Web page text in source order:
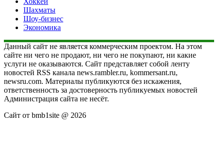
Шахматы
Шоу-бизнес
Экономика
Данный сайт не является коммерческим проектом. На этом
сайте ни чего не продают, ни чего не покупают, ни какие
услуги не оказываются. Сайт представляет собой ленту
новостей RSS канала news.rambler.ru, kommersant.ru,
newsru.com. Материалы публикуются без искажения,
ответственность за достоверность публикуемых новостей
Администрация сайта не несёт.
Сайт от bmb1site @ 2026